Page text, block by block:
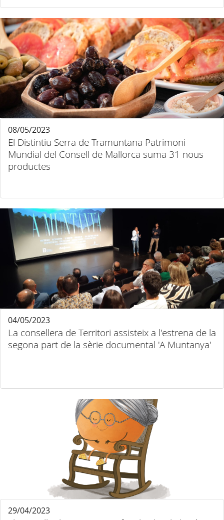
El Distintiu Serra de Tramuntana Patrimoni
Mundial del Consell de Mallorca suma 31 nous
productes
08/05/2023
La consellera de Territori assisteix a l'estrena de la
segona part de la sèrie documental 'A Muntanya'
04/05/2023
29/04/2023